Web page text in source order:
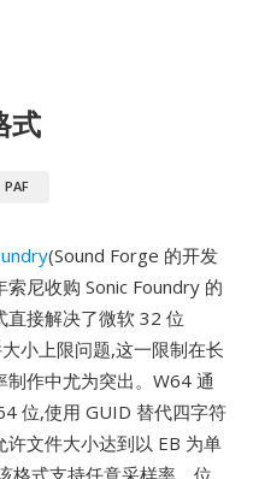
式
PAF
(Sound Forge 的开发
尼收购 Sonic Foundry 的
直接解决了微软 32 位
小上限问题,这一限制在长
作中尤为突出。W64 通
位,使用 GUID 替代四字符
文件大小达到以 EB 为单
格式支持任意采样率、位